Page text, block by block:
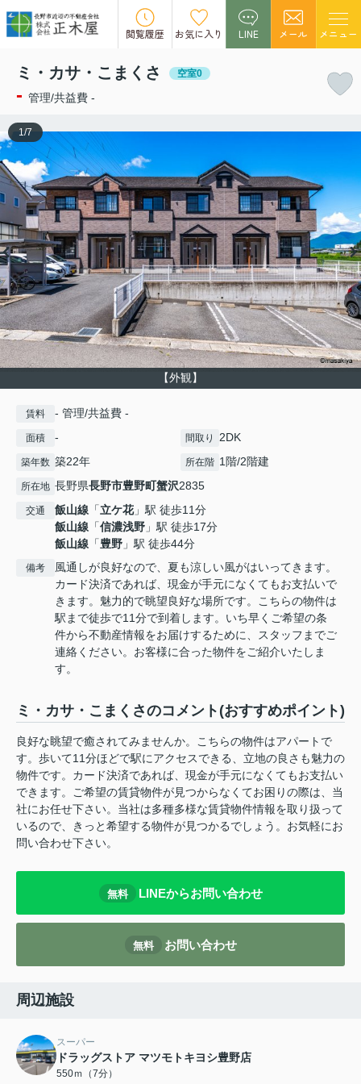
閲覧履歴 お気に入り LINE メール メニュー
この物件の募集は終了しました。
ミ・カサ・こまくさ 空室0
- 管理/共益費 -
【外観】
1/7
賃料 - 管理/共益費 -
面積 - 間取り 2DK
築年数 築22年 所在階 1階/2階建
所在地 長野県長野市豊野町蟹沢2835
交通 飯山線 「立ケ花」駅 徒歩11分
飯山線 「信濃浅野 」駅 徒歩17分
飯山線 「豊野 」駅 徒歩44分
備考
風通しが良好なので、夏も涼しい風がはいってきます。
カード決済であれば、現金が手元になくてもお支払いで
きます。魅力的で眺望良好な場所です。こちらの物件は
駅まで徒歩で11分で到着します。いち早くご希望の条
件から不動産情報をお届けするために、スタッフまでご
連絡ください。お客様に合った物件をご紹介いたしま
す。
ミ・カサ・こまくさのコメント(おすすめポイント)
良好な眺望で癒されてみませんか。こちらの物件はアパートで
す。歩いて11分ほどで駅にアクセスできる、立地の良さも魅力の
物件です。カード決済であれば、現金が手元になくてもお支払い
できます。ご希望の賃貸物件が見つからなくてお困りの際は、当
社にお任せ下さい。当社は多種多様な賃貸物件情報を取り扱って
いるので、きっと希望する物件が見つかるでしょう。お気軽にお
問い合わせ下さい。
無料 LINEからお問い合わせ
無料 お問い合わせ
周辺施設
スーパー
ドラッグストア マツモトキヨシ豊野店
550ｍ（7分）